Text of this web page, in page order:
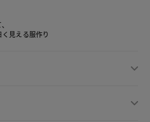
見える服作り